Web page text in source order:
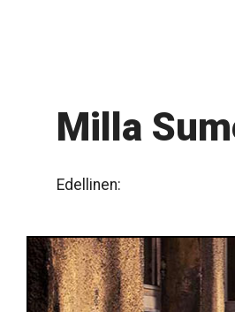
Milla
Edellinen: